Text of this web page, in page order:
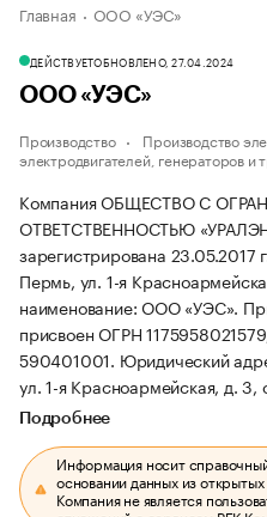
Главная ООО «УЭС»
ДЕЙСТВУЕТОБНОВЛЕНО, 27.04.2024
ООО «УЭС»
Производство Производство
электродвигателей, генераторов и
Компания ОБЩЕСТВО С
ОТВЕТСТВЕННОСТЬЮ
зарегистрирована 23.05.2017
Пермь, ул. 1-я
наименование: ООО «УЭС».
присвоен ОГРН
590401001. Юридический
ул. 1-я Красноармейская, д. 3,
Подробнее
Информация носит
основании данных из открытых
Компания не является